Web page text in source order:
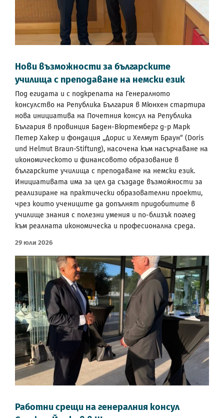
Нови възможности за българските
училища с преподаване на немски език
Под егидата и с подкрепата на Генералното
консулство на Република България в Мюнхен стартира
нова инициатива на Почетния консул на Република
България в провинция Баден-Вюртемберг д-р Марк
Петер Хакер и фондация „Дорис и Хелмут Браун“ (Doris
und Helmut Braun-Stiftung), насочена към насърчаване на
икономическото и финансовото образование в
българските училища с преподаване на немски език.
Инициативата има за цел да създаде възможности за
реализиране на практически образователни проекти,
чрез които учениците да допълнят придобитите в
училище знания с полезни умения и по-близък поглед
към реалната икономическа и професионална среда.
29 Юли 2026
Работни срещи на генералния консул